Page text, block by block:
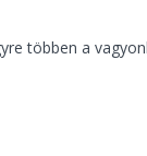
többen a